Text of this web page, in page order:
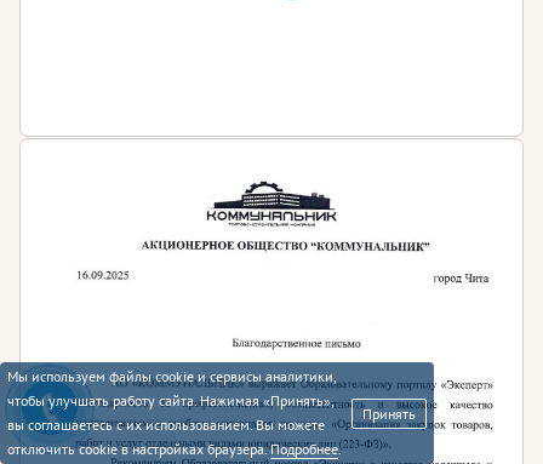
Мы используем файлы cookie и сервисы аналитики,
чтобы улучшать работу сайта. Нажимая «Принять»,
вы соглашаетесь с их использованием. Вы можете
отключить cookie в настройках браузера.Подробнее.
Принять